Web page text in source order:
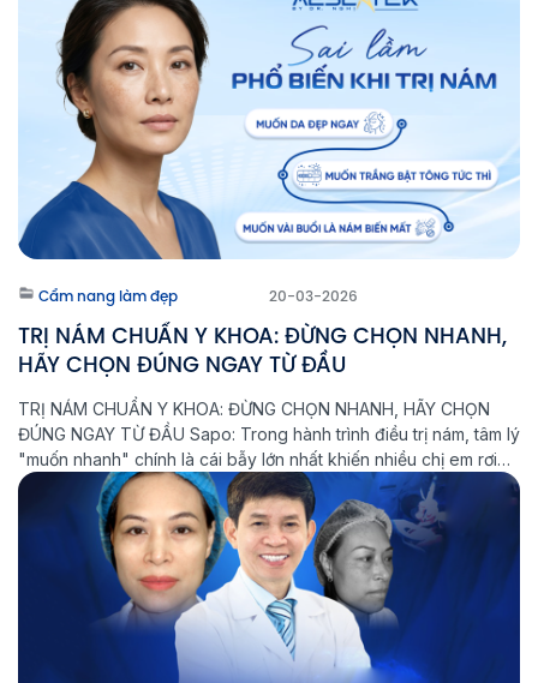
Cẩm nang làm đẹp 20-03-2026
TRỊ NÁM CHUẨN Y KHOA: ĐỪNG CHỌN NHANH,
HÃY CHỌN ĐÚNG NGAY TỪ ĐẦU
TRỊ NÁM CHUẨN Y KHOA: ĐỪNG CHỌN NHANH, HÃY CHỌN
ĐÚNG NGAY TỪ ĐẦU Sapo: Trong hành trình điều trị nám, tâm lý
"muốn nhanh" chính là cái bẫy lớn nhất khiến nhiều chị em rơi
vào vòng lặp: Điều trị - Tái phát - Nặng hơn. Tại Phòng khám
Laser Thẩm mỹ Aeslatek, chúng […]